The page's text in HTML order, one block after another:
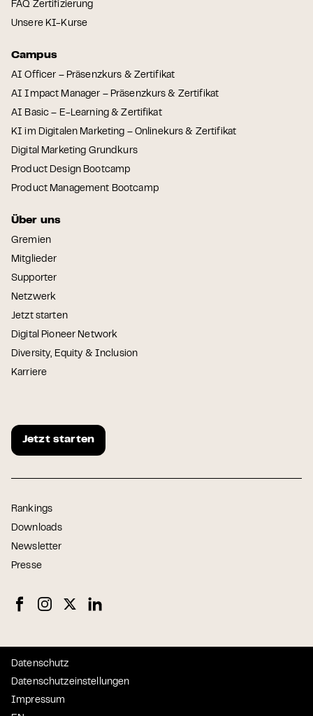
FAQ Zertifizierung
Unsere KI-Kurse
Campus
AI Officer – Präsenzkurs & Zertifikat
AI Impact Manager – Präsenzkurs & Zertifikat
AI Basic – E-Learning & Zertifikat
KI im Digitalen Marketing – Onlinekurs & Zertifikat
Digital Marketing Grundkurs
Product Design Bootcamp
Product Management Bootcamp
Über uns
Gremien
Mitglieder
Supporter
Netzwerk
Jetzt starten
Digital Pioneer Network
Diversity, Equity & Inclusion
Karriere
Jetzt starten
Rankings
Downloads
Newsletter
Presse
Datenschutz
Datenschutzeinstellungen
Impressum